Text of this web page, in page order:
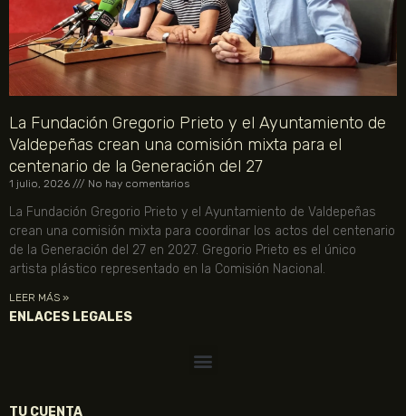
La Fundación Gregorio Prieto y el Ayuntamiento de
Valdepeñas crean una comisión mixta para el
centenario de la Generación del 27
1 julio, 2026 No hay comentarios
La Fundación Gregorio Prieto y el Ayuntamiento de Valdepeñas
crean una comisión mixta para coordinar los actos del centenario
de la Generación del 27 en 2027. Gregorio Prieto es el único
artista plástico representado en la Comisión Nacional.
LEER MÁS »
ENLACES LEGALES
TU CUENTA